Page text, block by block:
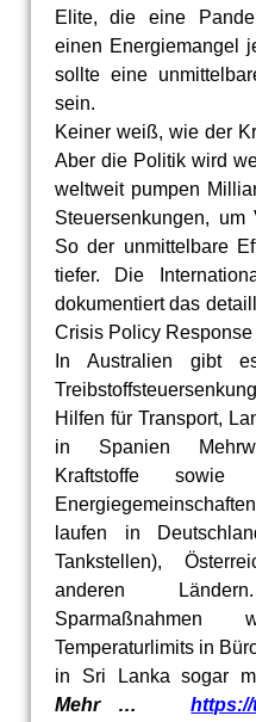
Elite, die eine
einen Energiemangel
sollte eine
sein.
Keiner weiß, wie der
Aber die Politik wird
weltweit pumpen
Steuersenkungen, um
So der unmittelbare
tiefer. Die
dokumentiert das
Crisis Policy Response
In Australien gibt
Hilfen für Transport,
in Spanien
Kraftstoffe
laufen in
Tankstellen),
anderen
Sparmaßnahmen
Temperaturlimits in
in Sri Lanka sogar
Mehr …https://